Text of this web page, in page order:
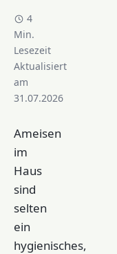
4
Min.
Lesezeit
Aktualisiert
am
31.07.2026
Ameisen
im
Haus
sind
selten
ein
hygienisches,